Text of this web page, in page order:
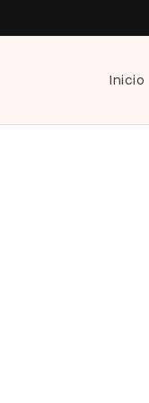
al contenido
Inicio